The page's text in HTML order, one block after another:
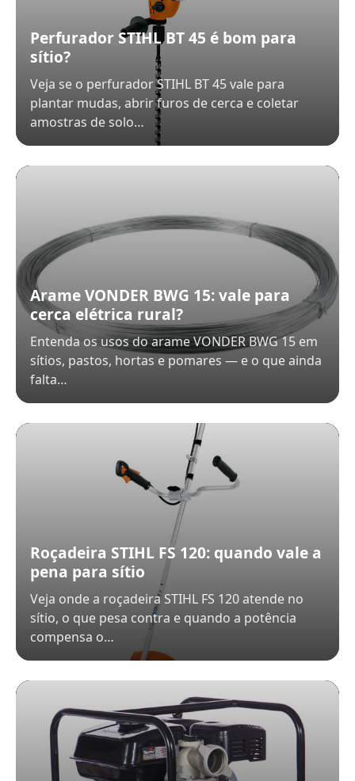
Perfurador STIHL BT 45 é bom para
sítio?
Veja se o perfurador STIHL BT 45 vale para
plantar mudas, abrir furos de cerca e coletar
amostras de solo…
Arame VONDER BWG 15: vale para
cerca elétrica rural?
Entenda os usos do arame VONDER BWG 15 em
sítios, pastos, hortas e pomares — e o que ainda
falta…
Roçadeira STIHL FS 120: quando vale a
pena para sítio
Veja onde a roçadeira STIHL FS 120 atende no
sítio, o que pesa contra e quando a potência
compensa o…